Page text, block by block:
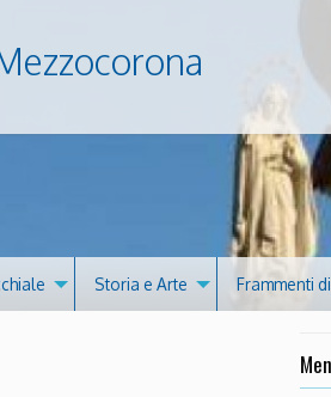
Storia e Arte Frammenti